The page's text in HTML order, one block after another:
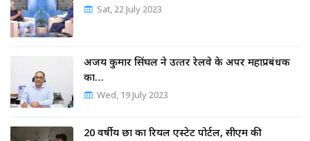
Sat, 22 July 2023
अजय कुमार सिंघल ने उत्‍तर रेलवे के अपर महाप्रबंधक
का…
Wed, 19 July 2023
20 वर्षीय छात्र का रियल एस्टेट पोर्टल, सीएम की